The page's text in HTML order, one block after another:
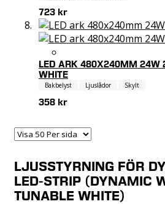
723 kr
LED ARK 480X240MM 24W
WHITE
Bakbelyst Ljuslådor Skylt
358 kr
LJUSSTYRNING FÖR
LED-STRIP (DYNAMIC
TUNABLE WHITE)